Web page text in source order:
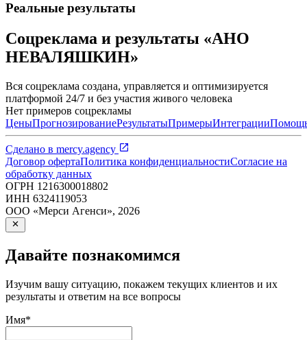
Реальные результаты
Соцреклама и результаты «АНО
НЕВАЛЯШКИН»
Вся соцреклама создана, управляется и оптимизируется
платформой 24/7 и без участия живого человека
Нет примеров соцрекламы
ЦеныПрогнозированиеРезультатыПримерыИнтеграции
Сделано в mercy.agency
Договор офертаПолитика конфиденциальностиСогласие на
обработку данных
ОГРН 1216300018802
ИНН 6324119053
ООО «Мерси Агенси», 2026
Давайте познакомимся
Изучим вашу ситуацию, покажем текущих клиентов и их
результаты и ответим на все вопросы
Имя*